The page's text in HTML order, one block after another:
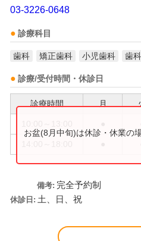
03-3226-0648
診療科目
歯科 矯正歯科 小児歯科 歯
診療/受付時間・休診日
診療時間 月
お盆(8月中旬)は休診・休業の
備考: 完全予約制
休診日: 土、日、祝